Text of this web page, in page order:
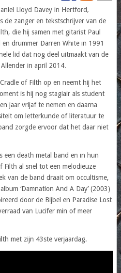
Lloyd Davey in Hertford,
de zanger en tekstschrijver van de
die hij samen met gitarist Paul
en drummer Darren White in 1991
lid dat nog deel uitmaakt van de
in april 2014.
of Filth op en neemt hij het
is hij nog stagiair als student
jaar vrijaf te nemen en daarna
om letterkunde of literatuur te
zorgde ervoor dat het daar niet
een death metal band en in hun
Filth al snel tot een melodieuze
van de band draait om occultisme,
‘Damnation And A Day’ (2003)
door de Bijbel en Paradise Lost
van Lucifer min of meer
met zijn 43ste verjaardag.